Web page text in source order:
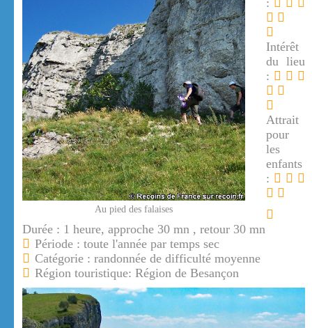
Au pied des falaises
:
Intérêt
du lieu
:
Attrait
pour
les
enfants
:
Durée : 1 heure, approche 30 mn , retour 30 mn
Période : toute l'année par temps sec
Catégorie : randonnée de difficulté moyenne
Région touristique: Région de Besançon